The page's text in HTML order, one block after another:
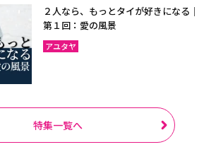
２人なら、もっとタイが好きになる｜
第１回：愛の風景
アユタヤ
特集一覧へ